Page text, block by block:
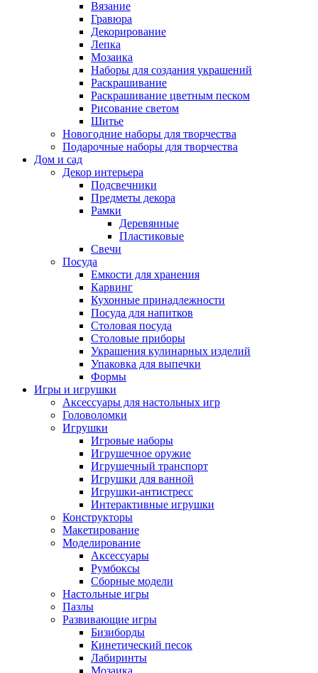
Вязание
Гравюра
Декорирование
Лепка
Мозаика
Наборы для создания украшений
Раскрашивание
Раскрашивание цветным песком
Рисование светом
Шитье
Новогодние наборы для творчества
Подарочные наборы для творчества
Дом и сад
Декор интерьера
Подсвечники
Предметы декора
Рамки
Деревянные
Пластиковые
Свечи
Посуда
Емкости для хранения
Карвинг
Кухонные принадлежности
Посуда для напитков
Столовая посуда
Столовые приборы
Украшения кулинарных изделий
Упаковка для выпечки
Формы
Игры и игрушки
Аксессуары для настольных игр
Головоломки
Игрушки
Игровые наборы
Игрушечное оружие
Игрушечный транспорт
Игрушки для ванной
Игрушки-антистресс
Интерактивные игрушки
Конструкторы
Макетирование
Моделирование
Аксессуары
Румбоксы
Сборные модели
Настольные игры
Пазлы
Развивающие игры
Бизиборды
Кинетический песок
Лабиринты
Мозаика